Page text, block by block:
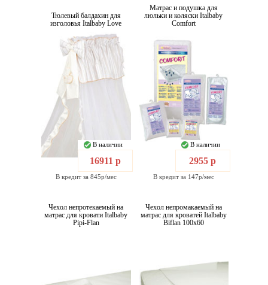
Тюлевый балдахин для
изголовья Italbaby Love
В наличии
16911 р
В кредит за 845р/мес
Матрас и подушка для
люльки и коляски Italbaby
Comfort
В наличии
2955 р
В кредит за 147р/мес
Чехол непротекаемый на
матрас для кровати Italbaby
Pipi-Flan
Чехол непромакаемый на
матрас для кроватей Italbaby
Biflan 100x60